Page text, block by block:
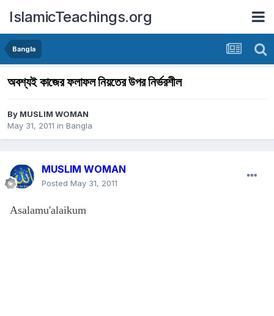
IslamicTeachings.org
Bangla
অবশ্যই কাজের ফলাফল নিয়তের উপর নির্ভরশীল
By MUSLIM WOMAN
May 31, 2011 in Bangla
MUSLIM WOMAN
Posted May 31, 2011
Asalamu'alaikum